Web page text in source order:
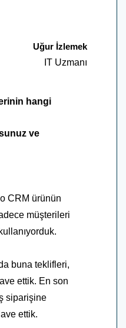
Uğur İzlemek
IT Uzmanı
hangi
ve
CRM ürünün
müşterileri
buna teklifleri,
ettik. En son
siparişine
ettik.